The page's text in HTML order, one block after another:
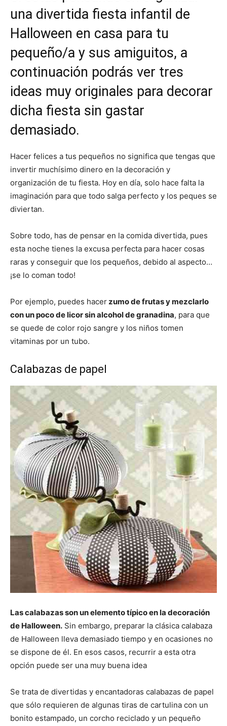
e
n
e
)
i
e
n
o
k
t
i
e
n
e
s i
e
n
una divertida fiesta infantil de
Halloween en casa para tu
pequeño/a y sus amiguitos, a
continuación podrás ver tres
ideas muy originales para decorar
dicha fiesta sin gastar
demasiado.
Hacer felices a tus pequeños no significa que tengas que
invertir muchísimo dinero en la decoración y
organización de tu fiesta. Hoy en día, solo hace falta la
imaginación para que todo salga perfecto y los peques se
diviertan.
Sobre todo, has de pensar en la comida divertida, pues
esta noche tienes la excusa perfecta para hacer cosas
raras y conseguir que los pequeños, debido al aspecto…
¡se lo coman todo!
Por ejemplo, puedes hacerzumo de frutas y mezclarlo
con un poco de licor sin alcohol de granadina, para que
se quede de color rojo sangre y los niños tomen
vitaminas por un tubo.
Calabazas de papel
Las calabazas son un elemento típico en la decoración
de Halloween. Sin embargo, preparar la clásica calabaza
de Halloween lleva demasiado tiempo y en ocasiones no
se dispone de él. En esos casos, recurrir a esta otra
opción puede ser una muy buena idea
Se trata de divertidas y encantadoras calabazas de papel
que sólo requieren de algunas tiras de cartulina con un
bonito estampado, un corcho reciclado y un pequeño